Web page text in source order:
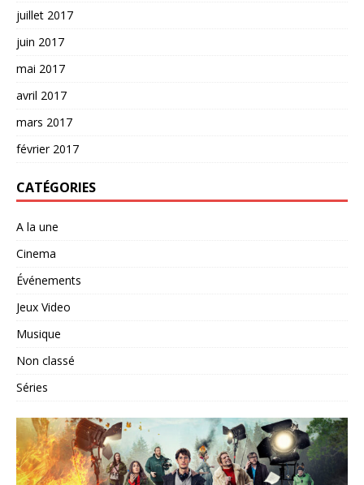
juillet 2017
juin 2017
mai 2017
avril 2017
mars 2017
février 2017
CATÉGORIES
A la une
Cinema
Événements
Jeux Video
Musique
Non classé
Séries